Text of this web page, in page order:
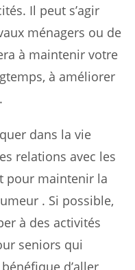
Il peut s’agir
ménagers ou de
à maintenir votre
à améliorer
dans la vie
relations avec les
pour maintenir la
. Si possible,
à des activités
seniors qui
d’aller